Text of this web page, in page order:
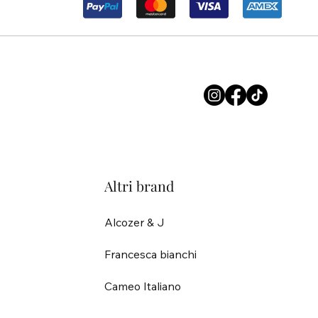
Altri brand
Alcozer & J
Francesca bianchi
Cameo Italiano